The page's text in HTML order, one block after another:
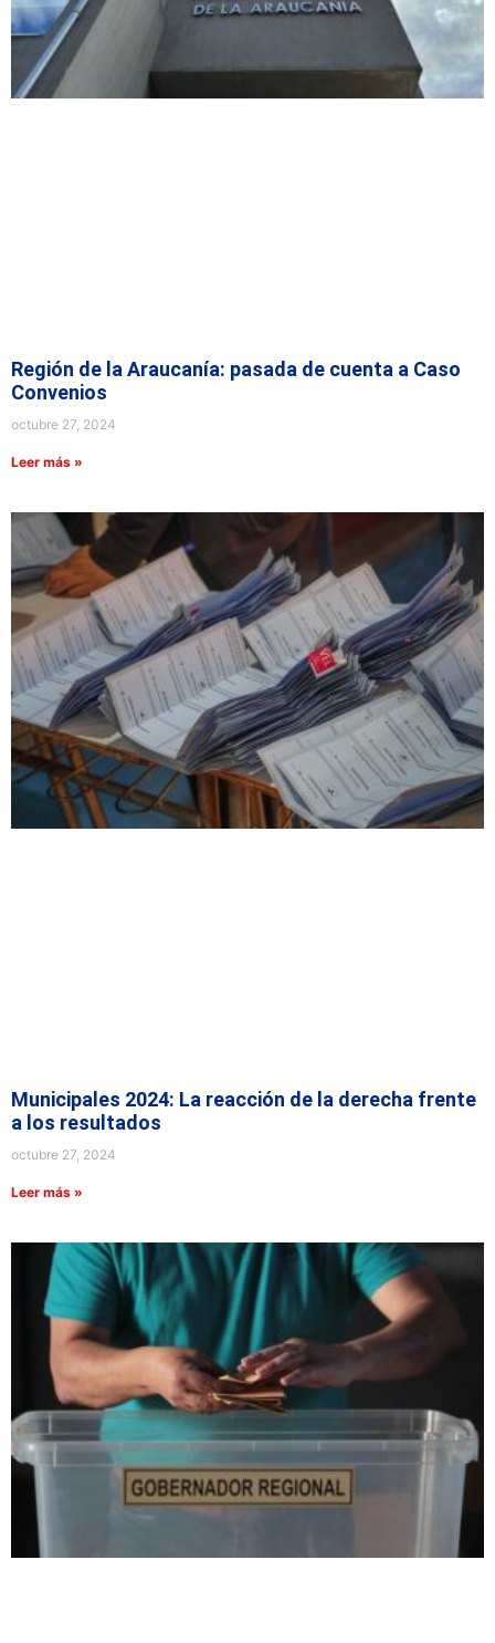
Región de la Araucanía: pasada de cuenta a Caso
Convenios
octubre 27, 2024
Leer más »
Municipales 2024: La reacción de la derecha frente
a los resultados
octubre 27, 2024
Leer más »